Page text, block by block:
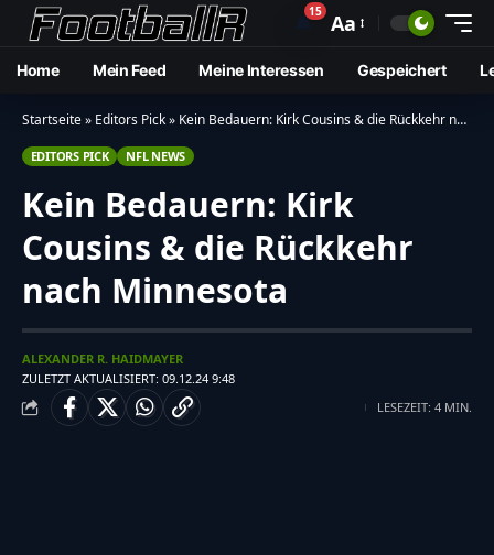
🔔15 Aa
Home Mein Feed Meine Interessen Gespeichert
Startseite» Editors Pick» Kein Bedauern: Kirk Cousins & die Rückkehr nach Minnesota
EDITORS PICK NFL NEWS
Kein Bedauern: Kirk
Cousins & die Rückkehr
nach Minnesota
ZULETZT AKTUALISIERT: 09.12.24 9:48
ALEXANDER R. HAIDMAYER
LESEZEIT: 4 MIN.